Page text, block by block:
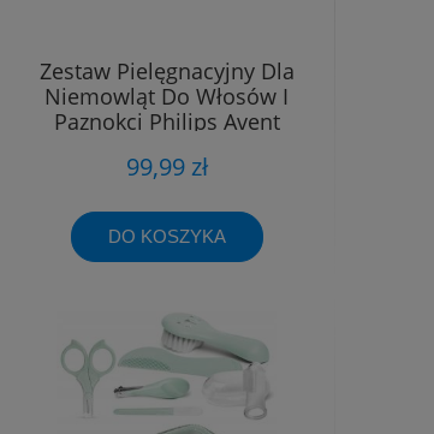
Zestaw Pielęgnacyjny Dla
Niemowląt Do Włosów I
Paznokci Philips Avent
99,99 zł
DO KOSZYKA